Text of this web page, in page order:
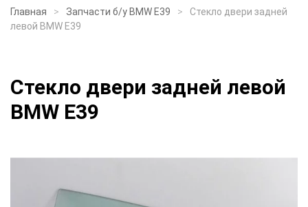
Главная Запчасти б/у BMW E39
Стекло двери задней
левой BMW E39
Стекло двери задней левой
BMW E39